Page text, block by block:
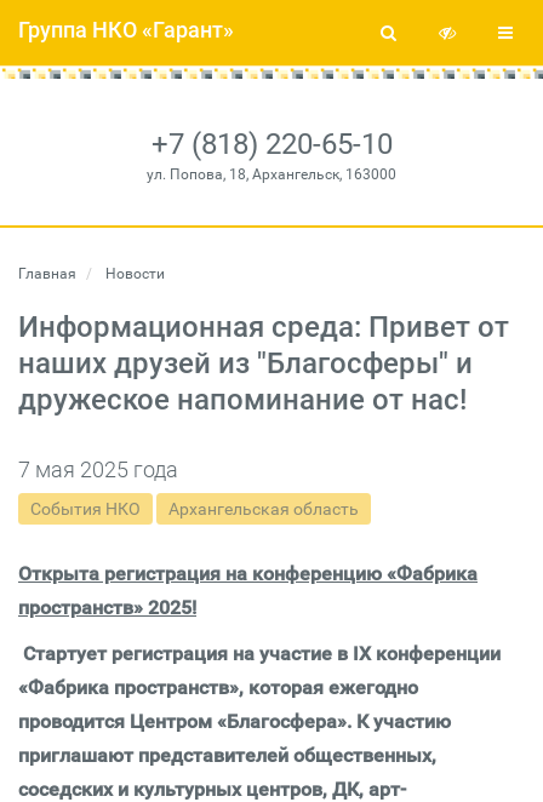
+7 (818) 220-65-10
ул. Попова, 18, Архангельск, 163000
Группа НКО «Гарант»
Главная Новости
Информационная среда: Привет от
наших друзей из "Благосферы" и
дружеское напоминание от нас!
7 мая 2025 года
События НКО Архангельская область
Открыта регистрация на конференцию «Фабрика
пространств» 2025!
Стартует регистрация на участие в IX конференции
«Фабрика пространств», которая ежегодно
проводится Центром «Благосфера». К участию
приглашают представителей общественных,
соседских и культурных центров, ДК, арт-